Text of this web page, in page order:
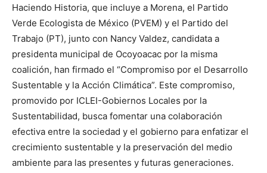
Haciendo Historia, que incluye a Morena, el Partido
Verde Ecologista de México (PVEM) y el Partido del
Trabajo (PT), junto con Nancy Valdez, candidata a
presidenta municipal de Ocoyoacac por la misma
coalición, han firmado el “Compromiso por el Desarrollo
Sustentable y la Acción Climática”. Este compromiso,
promovido por ICLEI-Gobiernos Locales por la
Sustentabilidad, busca fomentar una colaboración
efectiva entre la sociedad y el gobierno para enfatizar el
crecimiento sustentable y la preservación del medio
ambiente para las presentes y futuras generaciones.